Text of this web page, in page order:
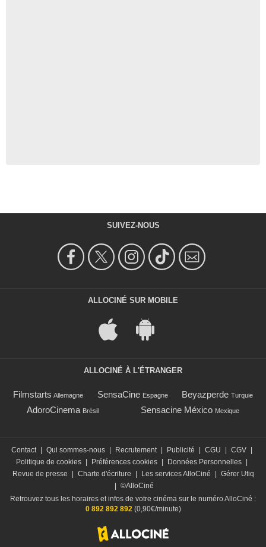
SUIVEZ-NOUS
ALLOCINÉ SUR MOBILE
ALLOCINÉ À L'ÉTRANGER
Filmstarts Allemagne SensaCine Espagne Beyazperde Turquie
AdoroCinema Brésil Sensacine México Mexique
Contact | Qui sommes-nous | Recrutement | Publicité | CGU | CGV |
Politique de cookies | Préférences cookies | Données Personnelles |
Revue de presse
| Charte d'écriture | Les services AlloCiné | Gérer Utiq
| ©AlloCiné
Retrouvez tous les horaires et infos de votre cinéma sur le numéro AlloCiné :
0 892 892 892 (0,90€/minute)